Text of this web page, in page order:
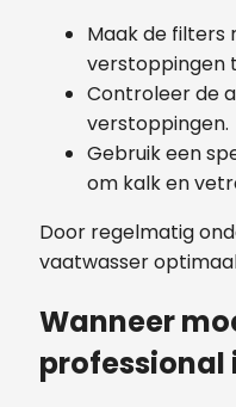
Maak de filters
verstoppingen
Controleer de
verstoppingen.
Gebruik een
om kalk en
Door regelmatig
vaatwasser
Wanneer
professional